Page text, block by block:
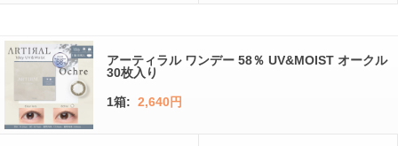
アーティラル ワンデー 58％ UV&MOIST オークル
30枚入り
1箱: 2,640円